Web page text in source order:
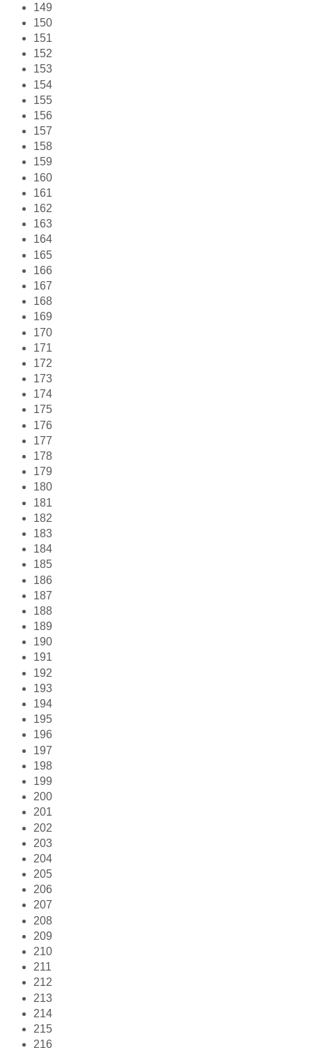
149
150
151
152
153
154
155
156
157
158
159
160
161
162
163
164
165
166
167
168
169
170
171
172
173
174
175
176
177
178
179
180
181
182
183
184
185
186
187
188
189
190
191
192
193
194
195
196
197
198
199
200
201
202
203
204
205
206
207
208
209
210
211
212
213
214
215
216